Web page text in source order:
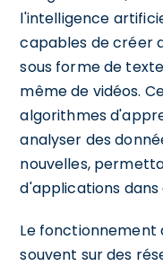
l'intelligence
capables de créer
sous forme de
même de vidéos.
algorithmes
analyser des
nouvelles,
d'applications dans
Le fonctionnement
souvent sur des